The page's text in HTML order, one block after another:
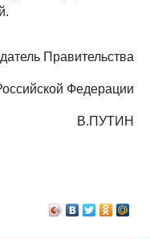
Правительства
Федерации
В.ПУТИН